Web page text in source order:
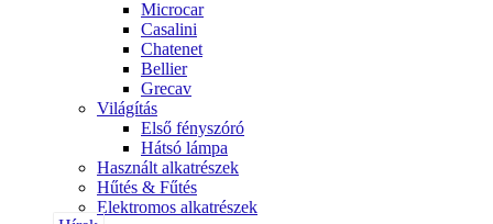
Microcar
Casalini
Chatenet
Bellier
Grecav
Világítás
Első fényszóró
Hátsó lámpa
Használt alkatrészek
Hűtés & Fűtés
Elektromos alkatrészek